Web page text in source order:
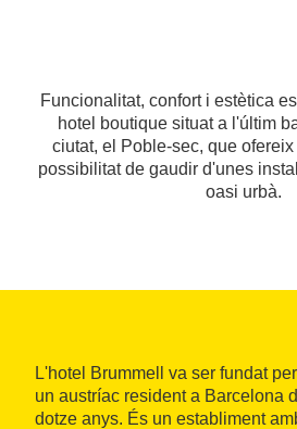
Funcionalitat, confort i estètica
hotel boutique situat a l'últim
ciutat, el Poble-sec, que
possibilitat de gaudir d'unes
oasi urbà.
L'hotel Brummell va ser fundat
un austríac resident a Barcelona
dotze anys. És un establiment